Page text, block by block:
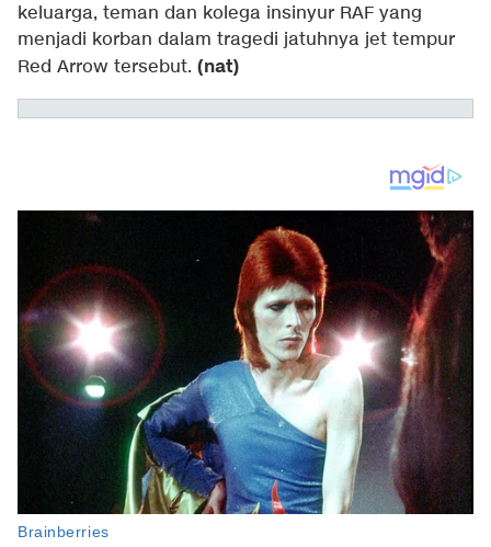
keluarga, teman dan kolega insinyur RAF yang
menjadi korban dalam tragedi jatuhnya jet tempur
Red Arrow tersebut. (nat)